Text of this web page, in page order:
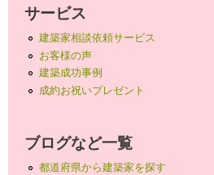
サービス
建築家相談依頼サービス
お客様の声
建築成功事例
成約お祝いプレゼント
ブログなど一覧
都道府県から建築家を探す